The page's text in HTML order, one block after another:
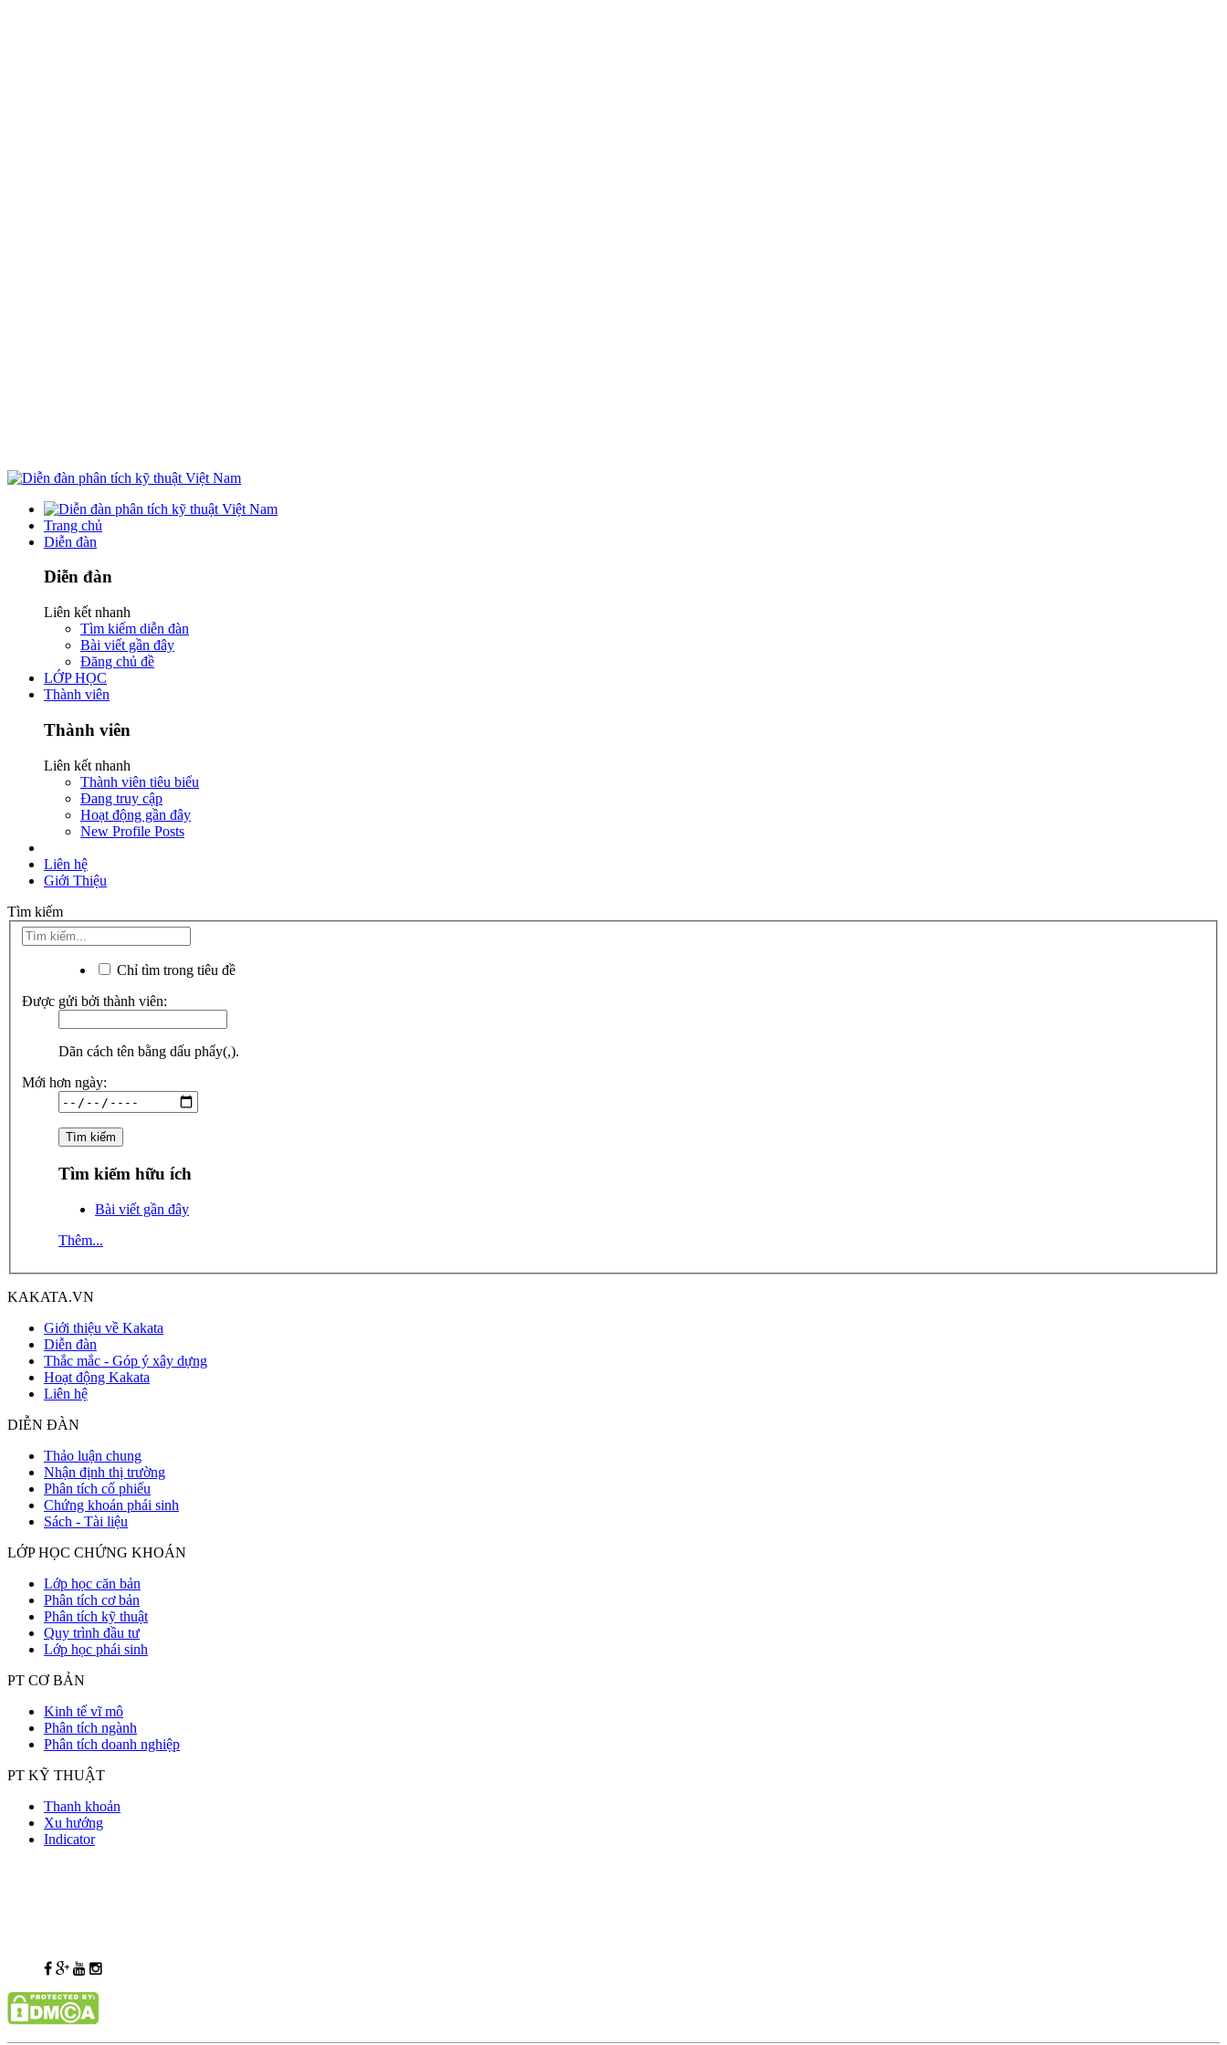
Trang chủ
Diễn đàn
Diễn đàn
Liên kết nhanh
Tìm kiếm diễn đàn
Bài viết gần đây
Đăng chủ đề
LỚP HỌC
Thành viên
Thành viên
Liên kết nhanh
Thành viên tiêu biểu
Đang truy cập
Hoạt động gần đây
New Profile Posts
Liên hệ
Giới Thiệu
Tìm kiếm
Chỉ tìm trong tiêu đề
Được gửi bởi thành viên:
Dãn cách tên bằng dấu phẩy(,).
Mới hơn ngày:
Tìm kiếm hữu ích
Bài viết gần đây
Thêm...
KAKATA.VN
Giới thiệu về Kakata
Diễn đàn
Thắc mắc - Góp ý xây dựng
Hoạt động Kakata
Liên hệ
DIỄN ĐÀN
Thảo luận chung
Nhận định thị trường
Phân tích cổ phiếu
Chứng khoán phái sinh
Sách - Tài liệu
LỚP HỌC CHỨNG KHOÁN
Lớp học căn bản
Phân tích cơ bản
Phân tích kỹ thuật
Quy trình đầu tư
Lớp học phái sinh
PT CƠ BẢN
Kinh tế vĩ mô
Phân tích ngành
Phân tích doanh nghiệp
PT KỸ THUẬT
Thanh khoản
Xu hướng
Indicator